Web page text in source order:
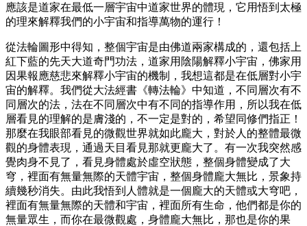
應該是道家在最低一層宇宙中道家世界的體現，它用悟到太極
的理來解釋我們的小宇宙和指導萬物的運行！
從法輪圖形中得知，整個宇宙是由佛道兩家構成的，還包括上
紅下藍的先天大道奇門功法，道家用陰陽解釋小宇宙，佛家用
因果報應慈悲來解釋小宇宙的機制，我想這都是在低層對小宇
宙的解釋。我們從大法經書《轉法輪》中知道，不同層次有不
同層次的法，法在不同層次中有不同的指導作用，所以我在低
層看見的理解的是膚淺的，不一定是對的，希望同修們指正！
那麼在我眼部看見的微觀世界就如此龐大，對於人的整體最微
觀的身體表現，通過天目看見那就更龐大了。有一次我突然感
覺肉身不見了，看見身體處於虛空狀態，整個身體變成了大
穹，裡面有無量無際的天體宇宙，整個身體龐大無比，景象持
續幾秒消失。由此我悟到人體就是一個龐大的天體或大穹吧，
裡面有無量無際的天體和宇宙，裡面所有生命，他們都是你的
無量眾生，而你在最微觀處，身體龐大無比，那也是你的果